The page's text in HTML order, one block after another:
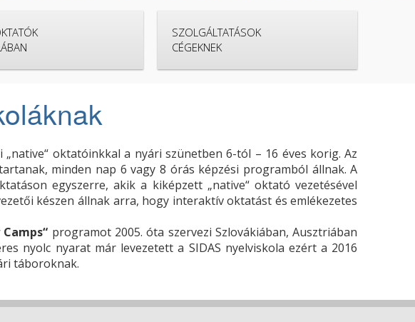
SZOLGÁLTATÁSOK
CÉGEKNEK
oktatóinkkal a nyári szünetben 6-tól – 16 éves korig. Az
minden nap 6 vagy 8 órás képzési programból állnak. A
egyszerre, akik a kiképzett „native“ oktató vezetésével
készen állnak arra, hogy interaktív oktatást és emlékezetes
programot 2005. óta szervezi Szlovákiában, Ausztriában
nyolc nyarat már levezetett a SIDAS nyelviskola ezért a 2016
táboroknak.